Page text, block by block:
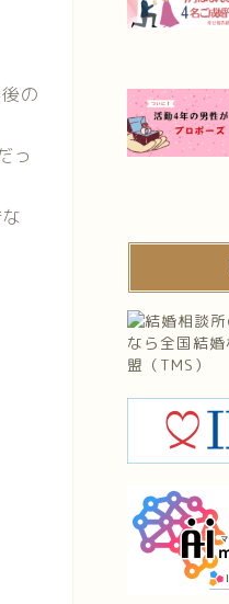
の
っ